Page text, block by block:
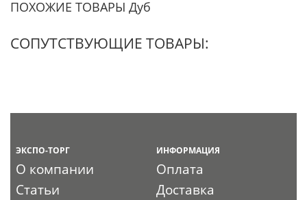
ПОХОЖИЕ ТОВАРЫ Дуб
СОПУТСТВУЮЩИЕ ТОВАРЫ:
ЭКСПО-ТОРГ
О компании
Статьи
ИНФОРМАЦИЯ
Оплата
Доставка